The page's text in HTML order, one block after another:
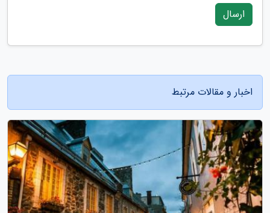
ارسال
اخبار و مقالات مرتبط